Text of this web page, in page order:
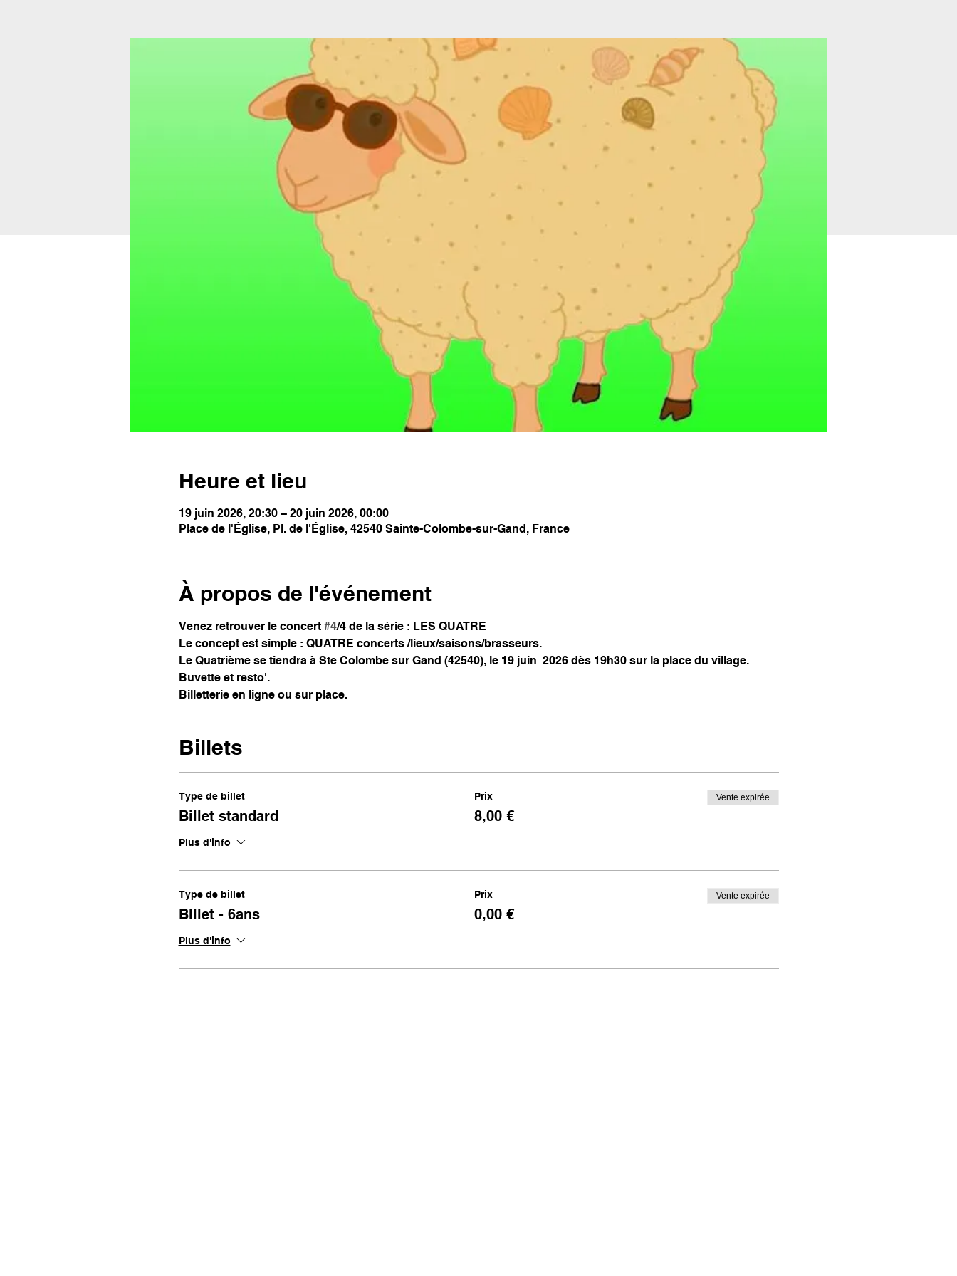
Heure et lieu
19 juin 2026, 20:30 – 20 juin 2026, 00:00
Place de l'Église, Pl. de l'Église, 42540 Sainte-Colombe-sur-Gand, France
À propos de l'événement
Venez retrouver le concert #4/4 de la série : LES QUATRE
Le concept est simple : QUATRE concerts /lieux/saisons/brasseurs.
Le Quatrième se tiendra à Ste Colombe sur Gand (42540), le 19 juin  2026 dès 19h30 sur la place du village.
Buvette et resto'.
Billetterie en ligne ou sur place.
Billets
Type de billet
Billet standard
Plus d'info
Prix
8,00 €
Vente expirée
Type de billet
Billet - 6ans
Plus d'info
Prix
0,00 €
Vente expirée